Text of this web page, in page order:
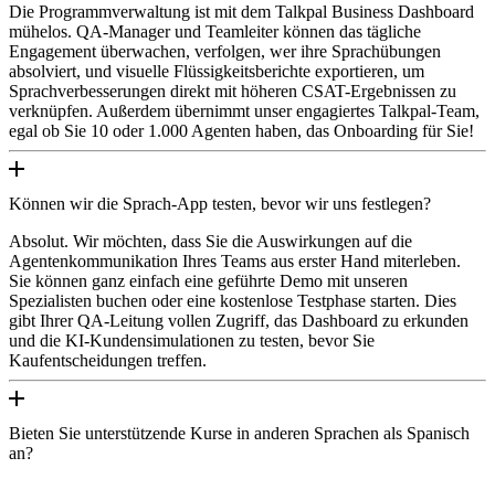
Die Programmverwaltung ist mit dem Talkpal Business Dashboard
mühelos. QA-Manager und Teamleiter können das tägliche
Engagement überwachen, verfolgen, wer ihre Sprachübungen
absolviert, und visuelle Flüssigkeitsberichte exportieren, um
Sprachverbesserungen direkt mit höheren CSAT-Ergebnissen zu
verknüpfen. Außerdem übernimmt unser engagiertes Talkpal-Team,
egal ob Sie 10 oder 1.000 Agenten haben, das Onboarding für Sie!
Können wir die Sprach-App testen, bevor wir uns festlegen?
Absolut. Wir möchten, dass Sie die Auswirkungen auf die
Agentenkommunikation Ihres Teams aus erster Hand miterleben.
Sie können ganz einfach eine geführte Demo mit unseren
Spezialisten buchen oder eine kostenlose Testphase starten. Dies
gibt Ihrer QA-Leitung vollen Zugriff, das Dashboard zu erkunden
und die KI-Kundensimulationen zu testen, bevor Sie
Kaufentscheidungen treffen.
Bieten Sie unterstützende Kurse in anderen Sprachen als Spanisch
an?